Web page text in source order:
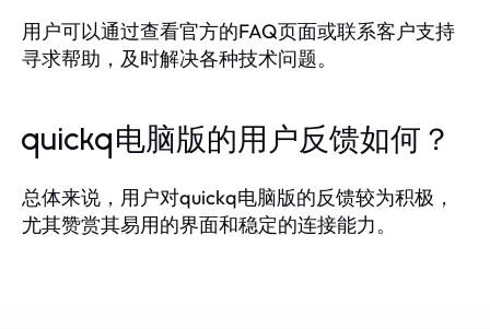
用户可以通过查看官方的FAQ页面或联系客户支持
寻求帮助，及时解决各种技术问题。
quickq电脑版的用户反馈如何？
总体来说，用户对quickq电脑版的反馈较为积极，
尤其赞赏其易用的界面和稳定的连接能力。